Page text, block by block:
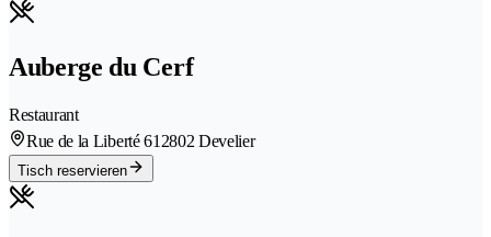
Auberge du Cerf
Restaurant
Rue de la Liberté 61 2802 Develier
Tisch reservieren